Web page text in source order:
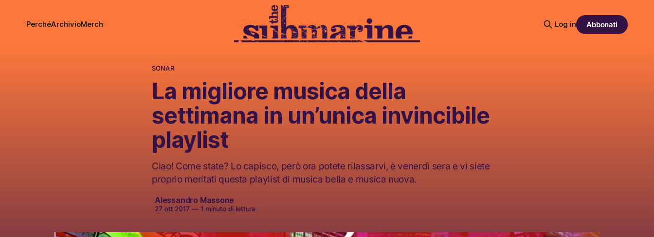
PerchéArchivioMerch Log in Abbonati
SONAR
La migliore musica della
settimana in un’unica invincibile
playlist
Ciao! Come state? Lo capisco, però ora potete rilassarvi, è venerdì sera e vi siete
proprio meritati questa playlist di musica bella e musica nuova.
Alessandro Massone
27 ott 2017 —1 minuto di lettura